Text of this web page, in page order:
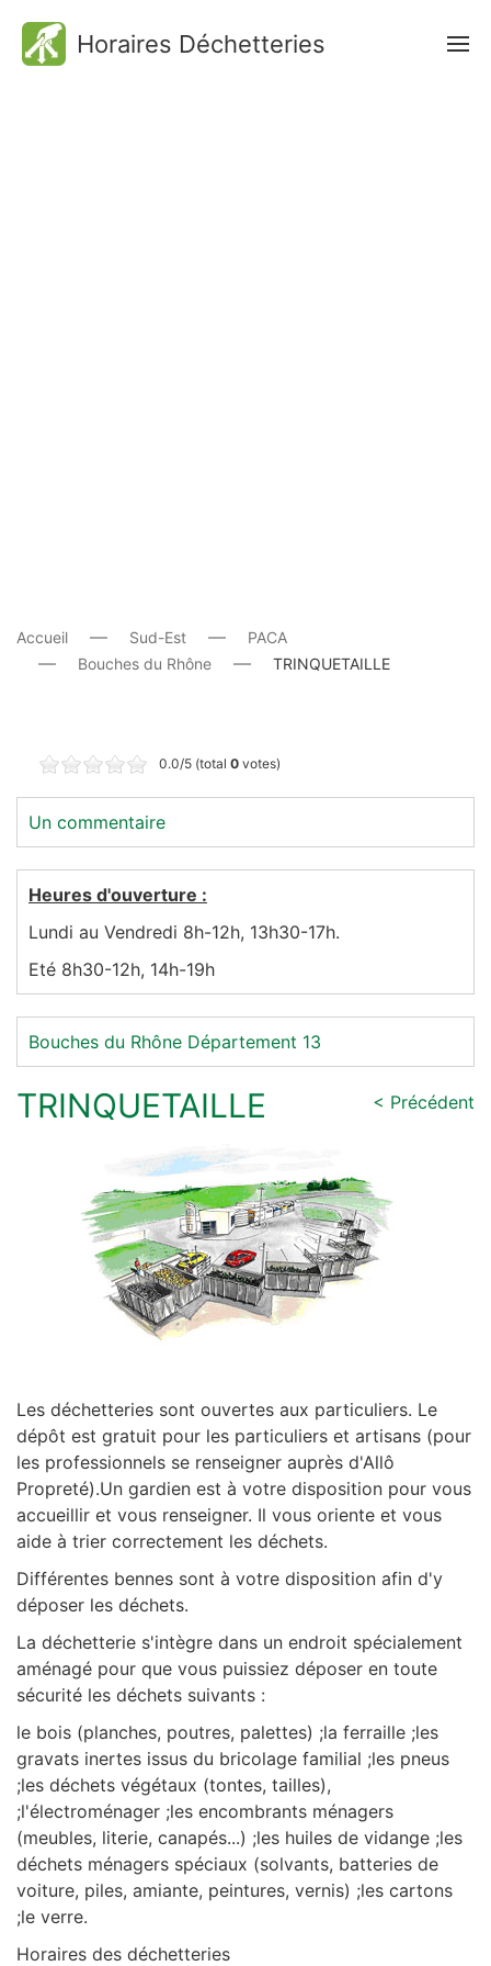
Horaires Déchetteries
Accueil Sud-Est
PACA
Bouches du Rhône
TRINQUETAILLE
0.0/5 (total 0 votes)
Un commentaire
Heures d'ouverture :
Lundi au Vendredi 8h-12h, 13h30-17h.
Eté 8h30-12h, 14h-19h
Bouches du Rhône Département 13
TRINQUETAILLE < Précédent
Les déchetteries sont ouvertes aux particuliers. Le
dépôt est gratuit pour les particuliers et artisans (pour
les professionnels se renseigner auprès d'Allô
Propreté).Un gardien est à votre disposition pour vous
accueillir et vous renseigner. Il vous oriente et vous
aide à trier correctement les déchets.
Différentes bennes sont à votre disposition afin d'y
déposer les déchets.
La déchetterie s'intègre dans un endroit spécialement
aménagé pour que vous puissiez déposer en toute
sécurité les déchets suivants :
le bois (planches, poutres, palettes) ;la ferraille ;les
gravats inertes issus du bricolage familial ;les pneus
;les déchets végétaux (tontes, tailles),
;l'électroménager ;les encombrants ménagers
(meubles, literie, canapés...) ;les huiles de vidange ;les
déchets ménagers spéciaux (solvants, batteries de
voiture, piles, amiante, peintures, vernis) ;les cartons
;le verre.
Horaires des déchetteries